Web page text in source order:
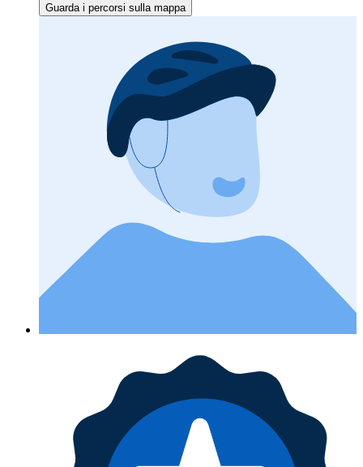
Guarda i percorsi sulla mappa